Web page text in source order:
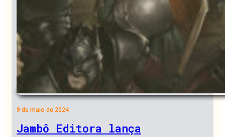
9 de maio de 2024
Jambô Editora lança